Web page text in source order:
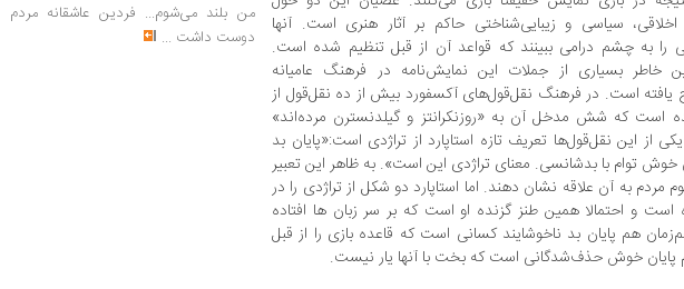
سیاسی و زیبایی‌شناختی حاکم بر آثار هنری است. آنها
را به چشم درامی ببینند که قواعد آن از قبل تنظیم شده است.
خاطر بسیاری از جملات این نمایش‌نامه در فرهنگ عامیانه
یافته است. در فرهنگ نقل‌قول‌های آکسفورد بیش از ده نقل‌قول از
است که شش مدخل آن به «روزنکرانتز و گیلدنسترن مرده‌اند»
از این نقل‌قول‌ها تعریف تازه استاپارد از تراژدی است:«پایان بد
خوش توام با بدشانسی. معنای تراژدی این است». به ظاهر این تعبیر
مردم به آن علاقه نشان دهند. اما استاپارد دو شکل از تراژدی را در
و احتمالا همین طنز گزنده او است که بر سر زبان ها افتاده
هم پایان بد ناخوشایند کسانی است که قاعده بازی را از قبل
پایان خوش حذف‌شدگانی است که بخت با آنها یار نیست.
من بلند می‌شوم... فردین عاشقانه مردم
دوست داشت ...